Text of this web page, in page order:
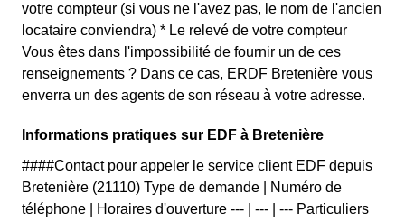
votre compteur (si vous ne l'avez pas, le nom de l'ancien
locataire conviendra) * Le relevé de votre compteur
Vous êtes dans l'impossibilité de fournir un de ces
renseignements ? Dans ce cas, ERDF Bretenière vous
enverra un des agents de son réseau à votre adresse.
Informations pratiques sur EDF à Bretenière
####Contact pour appeler le service client EDF depuis
Bretenière (21110) Type de demande | Numéro de
téléphone | Horaires d'ouverture --- | --- | --- Particuliers